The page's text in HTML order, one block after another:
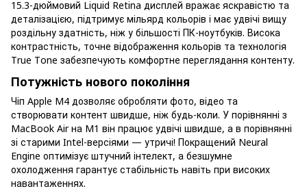
15.3-дюймовий Liquid Retina дисплей вражає яскравістю та
деталізацією, підтримує мільярд кольорів і має удвічі вищу
роздільну здатність, ніж у більшості ПК-ноутбуків. Висока
контрастність, точне відображення кольорів та технологія
True Tone забезпечують комфортне переглядання контенту.
Потужність нового покоління
Чіп Apple M4 дозволяє обробляти фото, відео та
створювати контент швидше, ніж будь-коли. У порівнянні з
MacBook Air на M1 він працює удвічі швидше, а в порівнянні
зі старими Intel-версіями — утричі! Покращений Neural
Engine оптимізує штучний інтелект, а безшумне
охолодження гарантує стабільність навіть при високих
навантаженнях.